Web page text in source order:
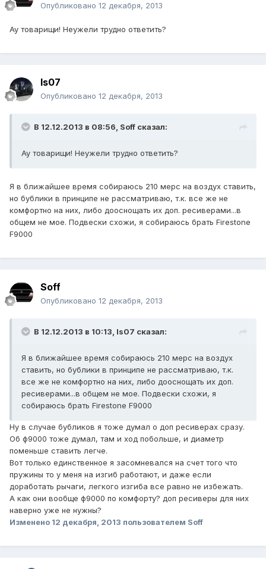
Опубликовано 12 декабря, 2013
Ау товарищи! Неужели трудно ответить?
Is07
Опубликовано 12 декабря, 2013
В 12.12.2013 в 08:56, Soff сказал:
Ау товарищи! Неужели трудно ответить?
Я в ближайшее время собираюсь 210 мерс на воздух ставить,
но бублики в принципе не рассматриваю, т.к. все же не
комфортно на них, либо дооснощать их доп. ресиверами...в
общем не мое. Подвески схожи, я собираюсь брать Firestone
F9000
Soff
Опубликовано 12 декабря, 2013
В 12.12.2013 в 10:13, Is07 сказал:
Я в ближайшее время собираюсь 210 мерс на воздух
ставить, но бублики в принципе не рассматриваю, т.к.
все же не комфортно на них, либо дооснощать их доп.
ресиверами...в общем не мое. Подвески схожи, я
собираюсь брать Firestone F9000
Ну в случае бубликов я тоже думал о доп ресиверах сразу.
Об ф9000 тоже думал, там и ход побольше, и диаметр
поменьше ставить легче.
Вот только единственное я засомневался на счет того что
пружины то у меня на изгиб работают, и даже если
доработать рычаги, легкого изгиба все равно не избежать.
А как они вообще ф9000 по комфорту? доп ресиверы для них
наверно уже не нужны?
Изменено 12 декабря, 2013 пользователем Soff